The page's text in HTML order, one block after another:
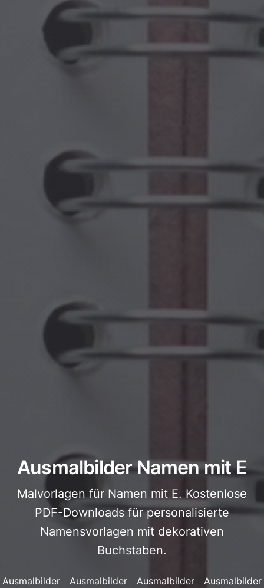
Ausmalbilder Namen mit E
Malvorlagen für Namen mit E. Kostenlose
PDF-Downloads für personalisierte
Namensvorlagen mit dekorativen
Buchstaben.
Ausmalbilder
Ausmalbilder
Ausmalbilder
Ausmalbilder